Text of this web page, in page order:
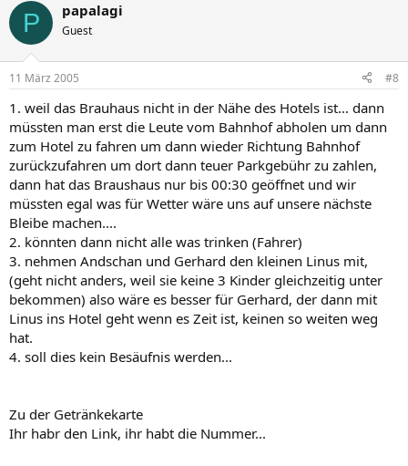
P papalagi
Guest
11 März 2005 #8
1. weil das Brauhaus nicht in der Nähe des Hotels ist... dann
müssten man erst die Leute vom Bahnhof abholen um dann
zum Hotel zu fahren um dann wieder Richtung Bahnhof
zurückzufahren um dort dann teuer Parkgebühr zu zahlen,
dann hat das Braushaus nur bis 00:30 geöffnet und wir
müssten egal was für Wetter wäre uns auf unsere nächste
Bleibe machen....
2. könnten dann nicht alle was trinken (Fahrer)
3. nehmen Andschan und Gerhard den kleinen Linus mit,
(geht nicht anders, weil sie keine 3 Kinder gleichzeitig unter
bekommen) also wäre es besser für Gerhard, der dann mit
Linus ins Hotel geht wenn es Zeit ist, keinen so weiten weg
hat.
4. soll dies kein Besäufnis werden...
Zu der Getränkekarte
Ihr habr den Link, ihr habt die Nummer...